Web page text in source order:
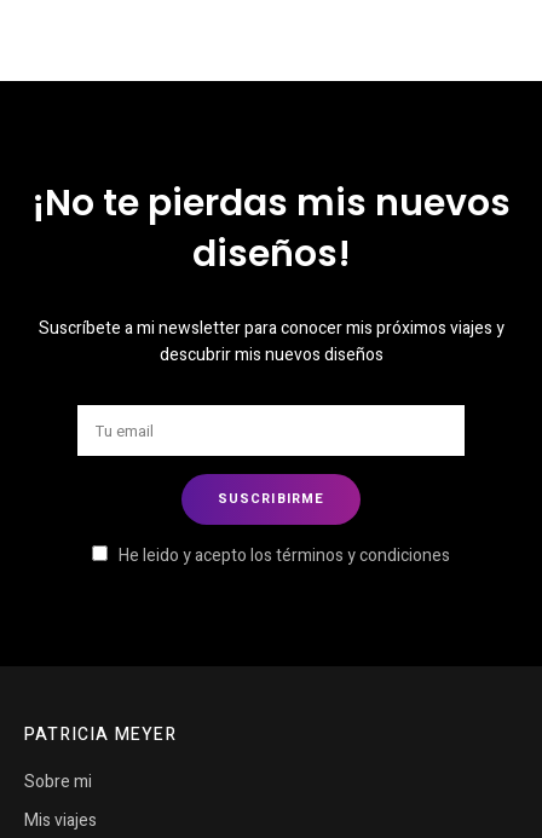
¡No te pierdas mis nuevos
diseños!
Suscríbete a mi newsletter para conocer mis próximos viajes y
descubrir mis nuevos diseños
He leido y acepto los términos y condiciones
PATRICIA MEYER
Sobre mi
Mis viajes